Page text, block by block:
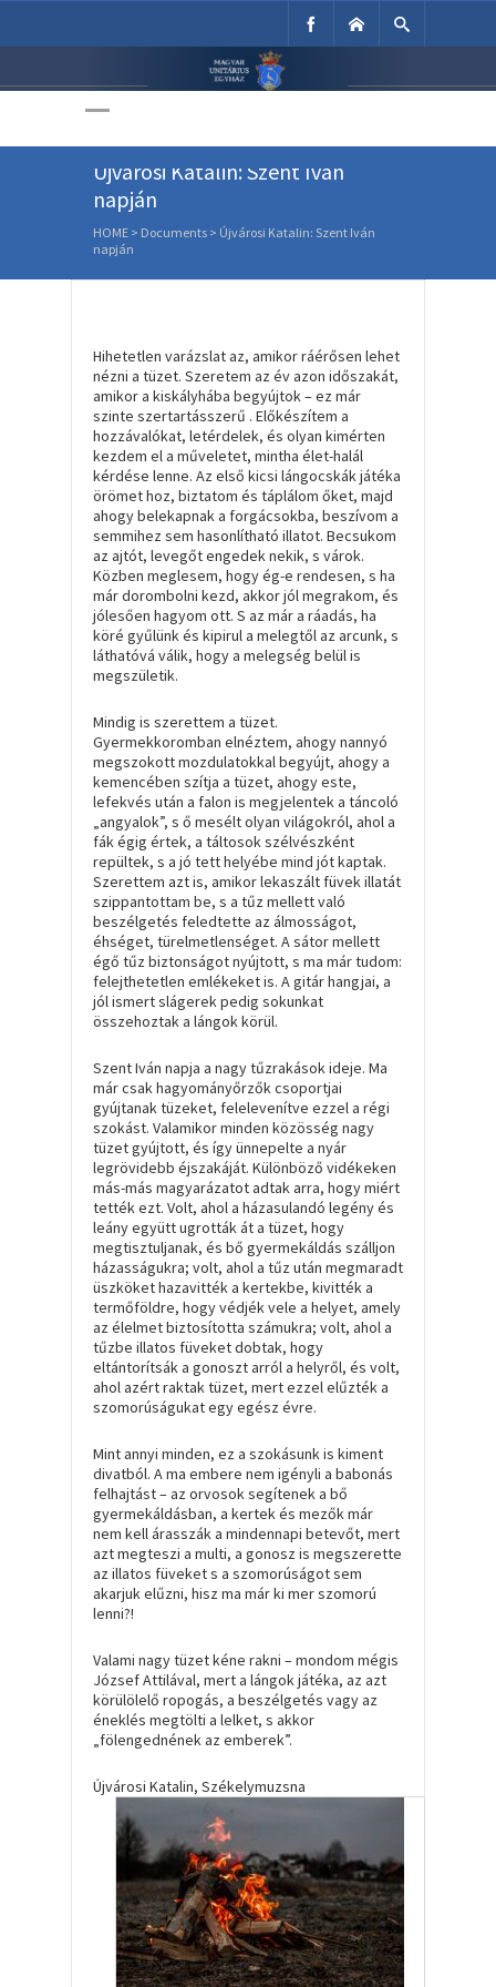
Unitárius Egyház
Újvárosi Katalin: Szent Iván
napján
HOME > Documents > Újvárosi Katalin: Szent Iván
napján
Hihetetlen varázslat az, amikor ráérősen lehet
nézni a tüzet. Szeretem az év azon időszakát,
amikor a kiskályhába begyújtok – ez már
szinte szertartásszerű . Előkészítem a
hozzávalókat, letérdelek, és olyan kimérten
kezdem el a műveletet, mintha élet-halál
kérdése lenne. Az első kicsi lángocskák játéka
örömet hoz, biztatom és táplálom őket, majd
ahogy belekapnak a forgácsokba, beszívom a
semmihez sem hasonlítható illatot. Becsukom
az ajtót, levegőt engedek nekik, s várok.
Közben meglesem, hogy ég-e rendesen, s ha
már dorombolni kezd, akkor jól megrakom, és
jólesően hagyom ott. S az már a ráadás, ha
köré gyűlünk és kipirul a melegtől az arcunk, s
láthatóvá válik, hogy a melegség belül is
megszületik.
Mindig is szerettem a tüzet.
Gyermekkoromban elnéztem, ahogy nannyó
megszokott mozdulatokkal begyújt, ahogy a
kemencében szítja a tüzet, ahogy este,
lefekvés után a falon is megjelentek a táncoló
„angyalok”, s ő mesélt olyan világokról, ahol a
fák égig értek, a táltosok szélvészként
repültek, s a jó tett helyébe mind jót kaptak.
Szerettem azt is, amikor lekaszált füvek illatát
szippantottam be, s a tűz mellett való
beszélgetés feledtette az álmosságot,
éhséget, türelmetlenséget. A sátor mellett
égő tűz biztonságot nyújtott, s ma már tudom:
felejthetetlen emlékeket is. A gitár hangjai, a
jól ismert slágerek pedig sokunkat
összehoztak a lángok körül.
Szent Iván napja a nagy tűzrakások ideje. Ma
már csak hagyományőrzők csoportjai
gyújtanak tüzeket, felelevenítve ezzel a régi
szokást. Valamikor minden közösség nagy
tüzet gyújtott, és így ünnepelte a nyár
legrövidebb éjszakáját. Különböző vidékeken
más-más magyarázatot adtak arra, hogy miért
tették ezt. Volt, ahol a házasulandó legény és
leány együtt ugrották át a tüzet, hogy
megtisztuljanak, és bő gyermekáldás szálljon
házasságukra; volt, ahol a tűz után megmaradt
üszköket hazavitték a kertekbe, kivitték a
termőföldre, hogy védjék vele a helyet, amely
az élelmet biztosította számukra; volt, ahol a
tűzbe illatos füveket dobtak, hogy
eltántorítsák a gonoszt arról a helyről, és volt,
ahol azért raktak tüzet, mert ezzel elűzték a
szomorúságukat egy egész évre.
Mint annyi minden, ez a szokásunk is kiment
divatból. A ma embere nem igényli a babonás
felhajtást – az orvosok segítenek a bő
gyermekáldásban, a kertek és mezők már
nem kell árasszák a mindennapi betevőt, mert
azt megteszi a multi, a gonosz is megszerette
az illatos füveket s a szomorúságot sem
akarjuk elűzni, hisz ma már ki mer szomorú
lenni?!
Valami nagy tüzet kéne rakni – mondom mégis
József Attilával, mert a lángok játéka, az azt
körülölelő ropogás, a beszélgetés vagy az
éneklés megtölti a lelket, s akkor
„fölengednének az emberek”.
Újvárosi Katalin, Székelymuzsna